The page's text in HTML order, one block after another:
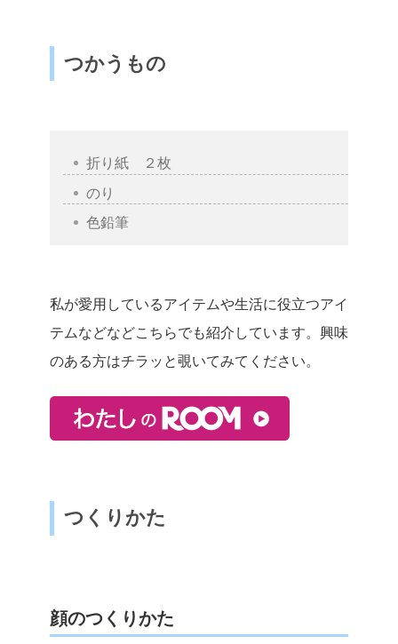
つかうもの
折り紙 ２枚
のり
色鉛筆
私が愛用しているアイテムや生活に役立つアイ
テムなどなどこちらでも紹介しています。興味
のある方はチラッと覗いてみてください。
つくりかた
顔のつくりかた